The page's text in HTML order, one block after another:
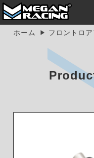
ホーム フロントロ